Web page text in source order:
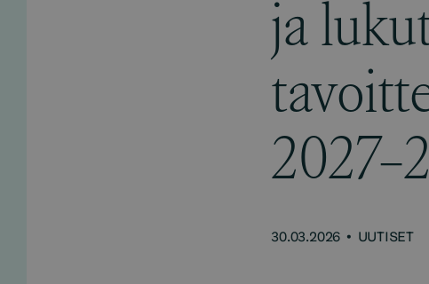
ja
30.03.2026 • UUTISET